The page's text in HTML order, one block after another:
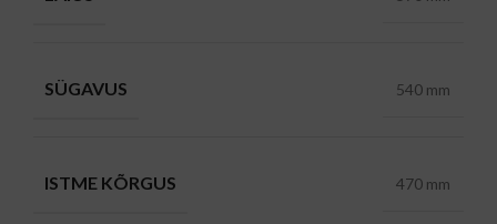
SÜGAVUS 540 mm
ISTME KÕRGUS 470 mm